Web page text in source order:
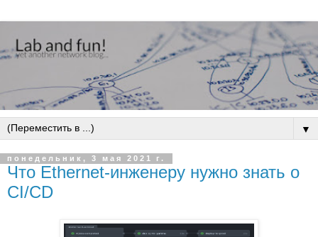
▼
понедельник, 3 мая 2021 г.
Что Ethernet-инженеру нужно знать о
CI/CD